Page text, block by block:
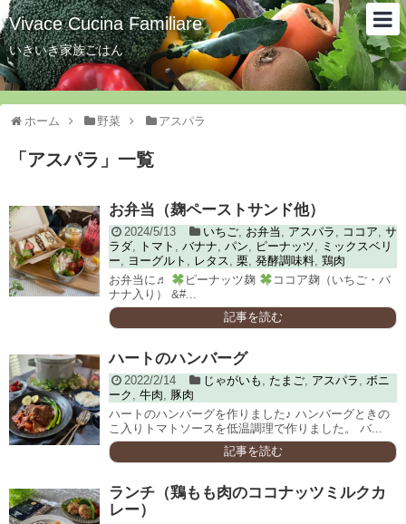
Vivace Cucina Familiare
いきいき家族ごはん
ホーム 野菜 アスパラ
「 アスパラ 」 一覧
お弁当（麹ペーストサンド他）
2024/5/13 いちご, お弁当 , アスパラ , ココア, サ
ラダ, トマト , バナナ, パン, ピーナッツ, ミックスベリ
ー, ヨーグルト , レタス, 栗, 発酵調味料, 鶏肉
お弁当に♬
ピーナッツ麹
ココア麹（いちご・バ
ナナ入り） &#...
記事を読む
ハートのハンバーグ
2022/2/14 じゃがいも , たまご, アスパラ , ボニ
ーク , 牛肉, 豚肉
ハートのハンバーグを作りました♪ ハンバーグときの
こ入りトマトソースを低温調理で作りました。 バ...
記事を読む
ランチ（鶏もも肉のココナッツミルクカ
レー）